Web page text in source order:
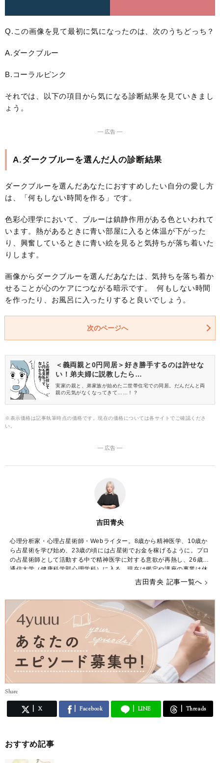
Q.この画像を見て最初に気になったのは、次のうちどっち？
A.ダークブルー
B.コーラルピンク
それでは、以下の項目から気になる診断結果を見ていきまし
ょう。
― 広告 ―
A.ダークブルーを選んだ人の診断結果
ダークブルーを選んだあなたにおすすめしたい自分の愛し方
は、「何もしない時間を作る」です。
色彩心理学において、ブルーは鎮静作用がある色といわれて
います。熱があるときに青い部屋に入ると体温が下がった
り、興奮しているときに青い絵を見ると気持ちが落ち着いた
りします。
画像からダークブルーを選んだあなたは、気持ちを落ち着か
せることが心のケアにつながる暗示です。 何もしない時間
を作ったり、お風呂に入ったりすると良いでしょう。
次のページへ
＜義両親と0円同居＞好き勝手するのは許せな
い！弟夫婦に説教したら…
実家の親と、弟家族が始めた二世帯住宅での同居。だんだんと両
親の元気がなくなってきて……！？
※表示価格は記事執筆時点の価格です。現在の価格については各サイトでご確認くださ
い。
― 広告 ―
吉田青央
心理分析家・心理占星術師・Webライター。8歳から精神医学、10歳か
ら占星術を学び始め、23歳の頃には占星術でお金を稼げるように。プロ
の占星術師として活動する中で精神医学に対する意欲が再熱し、26歳で
通信大学（健康科学部心理学科）に入る。現在は鑑定や講座の事業は休
止し、占星術や心理学に関するWebライターとして生計を立てながら学
吉田青央 記事一覧へ
Share
X Facebook LINE Threads
おすすめ記事